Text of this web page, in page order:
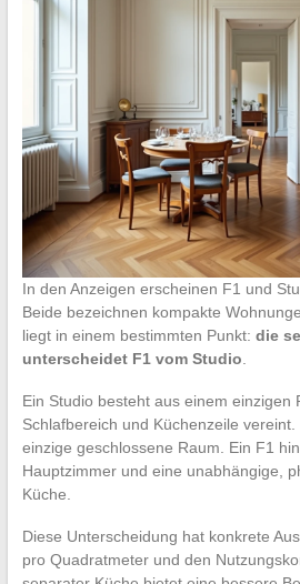
In den Anzeigen erscheinen F1 und
Beide bezeichnen kompakte
liegt in einem bestimmten Punkt: die
unterscheidet F1 vom Studio.
Ein Studio besteht aus einem einzigen
Schlafbereich und Küchenzeile
einzige geschlossene Raum. Ein F1
Hauptzimmer und eine unabhängige,
Küche.
Diese Unterscheidung hat konkrete
pro Quadratmeter und den